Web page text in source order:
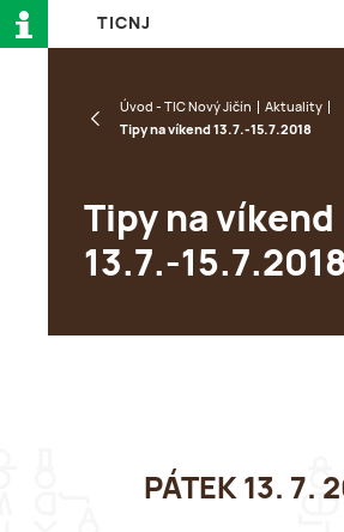
TI CN J
Úvod - TIC Nový Jičín
Aktuality
Tipy na víkend 13.7.-15.7.2018
Tipy na víkend
13.7.-15.7.2018
PÁTEK 13. 7.